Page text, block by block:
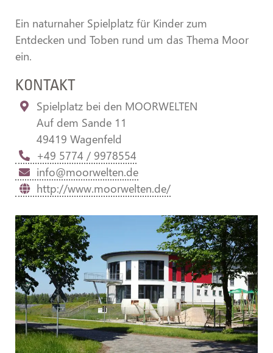
Ein naturnaher Spielplatz für Kinder zum
Entdecken und Toben rund um das Thema Moor
ein.
KONTAKT
Spielplatz bei den MOORWELTEN
Auf dem Sande 11
49419 Wagenfeld
+49 5774 / 9978554
info@moorwelten.de
http://www.moorwelten.de/